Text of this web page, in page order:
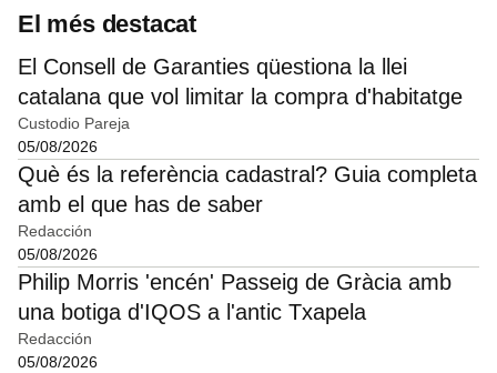
El més destacat
El Consell de Garanties qüestiona la llei
catalana que vol limitar la compra d'habitatge
Custodio Pareja
05/08/2026
Què és la referència cadastral? Guia completa
amb el que has de saber
Redacción
05/08/2026
Philip Morris 'encén' Passeig de Gràcia amb
una botiga d'IQOS a l'antic Txapela
Redacción
05/08/2026